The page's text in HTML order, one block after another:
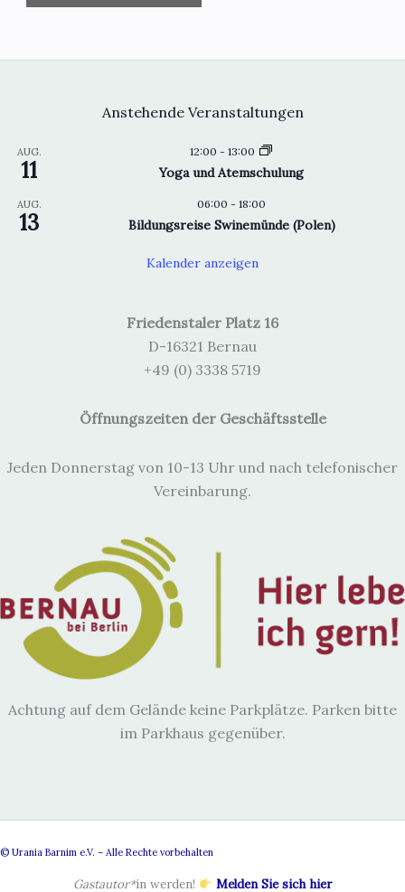
Anstehende Veranstaltungen
AUG.
11
12:00 - 13:00
Yoga und Atemschulung
AUG.
13
06:00 - 18:00
Bildungsreise Swinemünde (Polen)
Kalender anzeigen
Friedenstaler Platz 16
D-16321 Bernau
+49 (0) 3338 5719
Öffnungszeiten der Geschäftsstelle
Jeden Donnerstag von 10-13 Uhr und nach telefonischer
Vereinbarung.
Achtung auf dem Gelände keine Parkplätze. Parken bitte
im Parkhaus gegenüber.
© Urania Barnim e.V. – Alle Rechte vorbehalten
Gastautor*in werden! Melden Sie sich hier